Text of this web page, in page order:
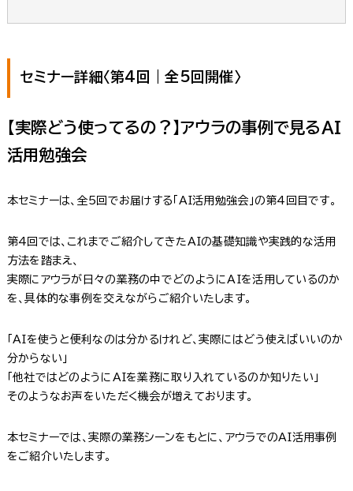
セミナー詳細〈第4回｜全5回開催〉
【実際どう使ってるの？】アウラの事例で見るAI
活用勉強会
本セミナーは、全5回でお届けする「AI活用勉強会」の第4回目です。
第4回では、これまでご紹介してきたAIの基礎知識や実践的な活用
方法を踏まえ、
実際にアウラが日々の業務の中でどのようにAIを活用しているのか
を、具体的な事例を交えながらご紹介いたします。
「AIを使うと便利なのは分かるけれど、実際にはどう使えばいいのか
分からない」
「他社ではどのようにAIを業務に取り入れているのか知りたい」
そのようなお声をいただく機会が増えております。
本セミナーでは、実際の業務シーンをもとに、アウラでのAI活用事例
をご紹介いたします。